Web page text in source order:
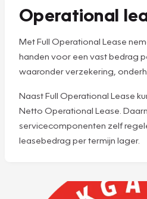
Operational
Met Full Operational Lease
handen voor een vast bedrag
waaronder verzekering,
Naast Full Operational Lease
Netto Operational Lease.
servicecomponenten zelf
leasebedrag per termijn lager.